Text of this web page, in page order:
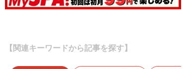
【関連キーワードから記事を探す】